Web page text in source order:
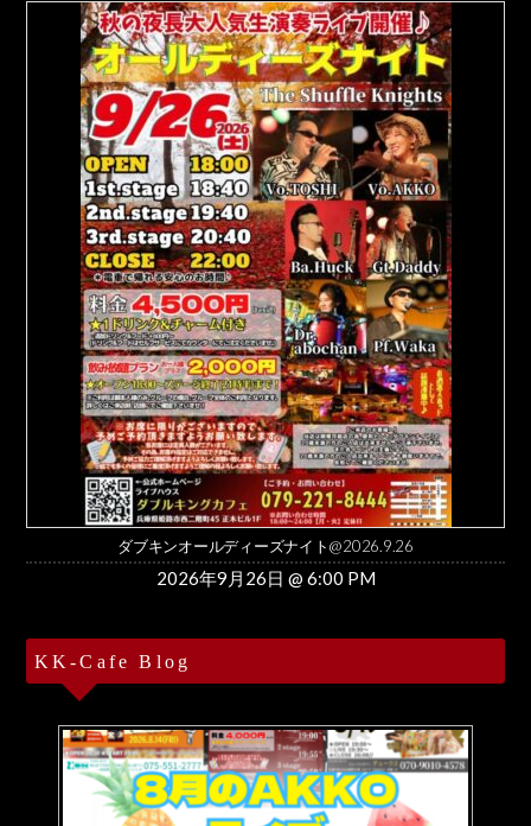
ダブキンオールディーズナイト@2026.9.26
2026年9月26日 @ 6:00 PM
KK-Cafe Blog